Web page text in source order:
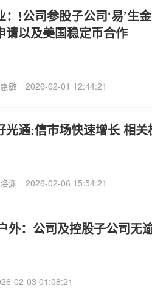
：!公司参股子公司‘易’生
请以及美国稳定币合作
敏 2026-02-01 12:44:21
光通:信市场快速增长 相
渊 2026-02-06 15:54:21
外：公司及控股子公司无
02-03 01:08:21